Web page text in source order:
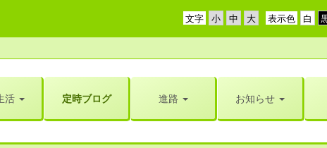
表示色
文字
活 定時ブログ 進路 お知らせ